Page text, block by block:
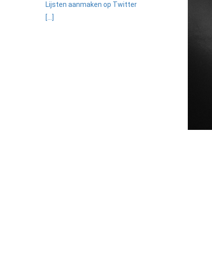
Lijsten aanmaken op Twitter
[...]